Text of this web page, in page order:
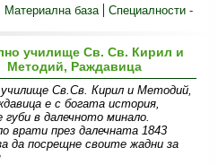
Материална база
Специалности -
училище Св. Св. Кирил и
Методий, Раждавица
училище Св.Св. Кирил и Методий,
е с богата история,
губи в далечното минало.
врати през далечната 1843
да посрещне своите жадни за